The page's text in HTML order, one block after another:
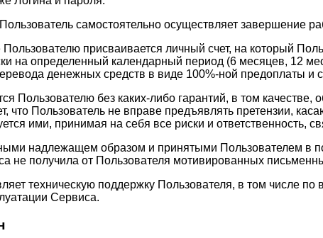
самостоятельно осуществляет завершение
присваивается личный счет, на который
на определенный календарный период (6 месяцев, 12
денежных средств в виде 100%-ной предоплаты и
Пользователю без каких-либо гарантий, в том
что Пользователь не вправе предъявлять претензии,
ими, принимая на себя все риски и ответственность,
надлежащем образом и принятыми Пользователем в
не получила от Пользователя мотивированных
техническую поддержку Пользователя, в том числе
Сервиса.